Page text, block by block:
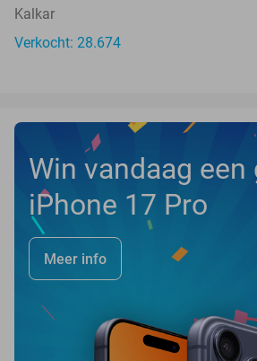
Kalkar
Verkocht: 28.674
Win vandaag een
iPhone 17 Pro
Meer info